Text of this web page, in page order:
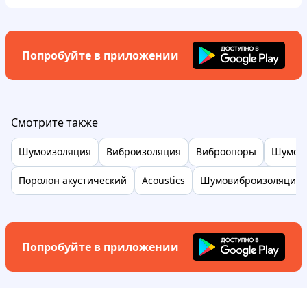
Попробуйте в приложении
Смотрите также
Шумоизоляция Виброизоляция Виброопоры
Поролон акустический Acoustics Шумовиброизоляция
Попробуйте в приложении